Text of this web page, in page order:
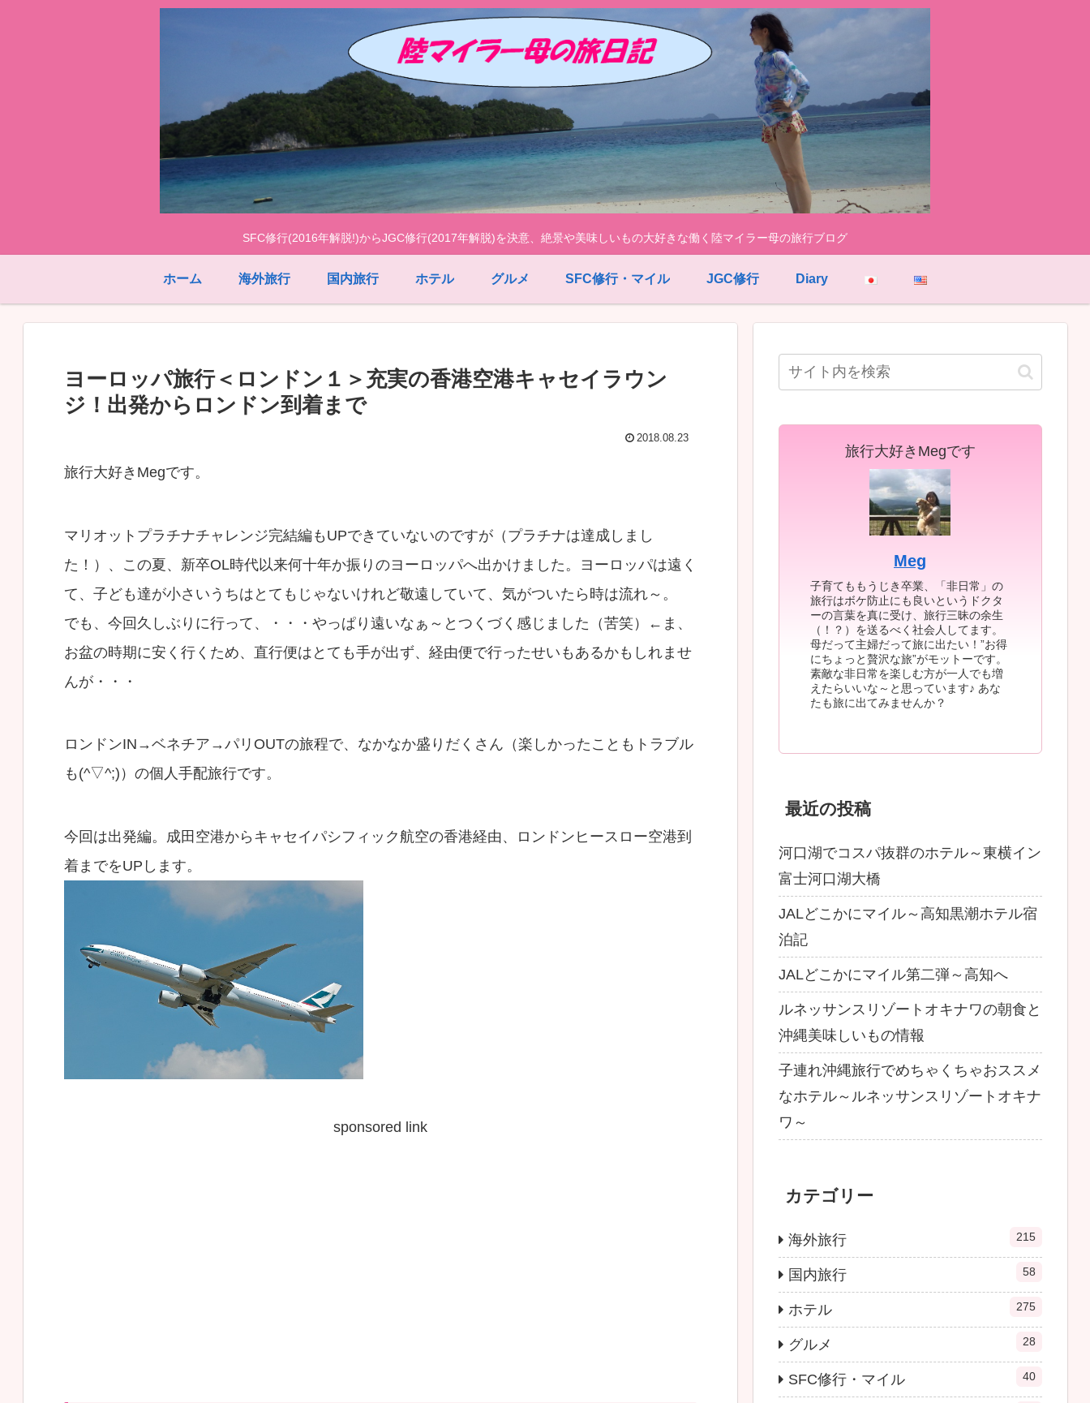
SFC修行(2016年解脱!)からJGC修行(2017年解脱)を決意、絶景や美味しいもの大好きな働く陸マイラー母の旅行ブログ
ホーム 海外旅行 国内旅行 ホテル グルメ SFC修行・マイル JGC修行 Diary
ヨーロッパ旅行＜ロンドン１＞充実の香港空港キャセイラウン
ジ！出発からロンドン到着まで
2018.08.23
旅行大好きMegです。
マリオットプラチナチャレンジ完結編もUPできていないのですが（プラチナは達成しまし
た！）、この夏、新卒OL時代以来何十年か振りのヨーロッパへ出かけました。ヨーロッパは遠く
て、子ども達が小さいうちはとてもじゃないけれど敬遠していて、気がついたら時は流れ～。
でも、今回久しぶりに行って、・・・やっぱり遠いなぁ～とつくづく感じました（苦笑）←ま、
お盆の時期に安く行くため、直行便はとても手が出ず、経由便で行ったせいもあるかもしれませ
んが・・・
ロンドンIN→ベネチア→パリOUTの旅程で、なかなか盛りだくさん（楽しかったこともトラブル
も(^▽^;)）の個人手配旅行です。
今回は出発編。成田空港からキャセイパシフィック航空の香港経由、ロンドンヒースロー空港到
着までをUPします。
sponsored link
旅行大好きMegです
Meg
子育てももうじき卒業、「非日常」の
旅行はボケ防止にも良いというドクタ
ーの言葉を真に受け、旅行三昧の余生
（！？）を送るべく社会人してます。
母だって主婦だって旅に出たい！”お得
にちょっと贅沢な旅”がモットーです。
素敵な非日常を楽しむ方が一人でも増
えたらいいな～と思っています♪ あな
たも旅に出てみませんか？
最近の投稿
河口湖でコスパ抜群のホテル～東横イン
富士河口湖大橋
JALどこかにマイル～高知黒潮ホテル宿
泊記
JALどこかにマイル第二弾～高知へ
ルネッサンスリゾートオキナワの朝食と
沖縄美味しいもの情報
子連れ沖縄旅行でめちゃくちゃおススメ
なホテル～ルネッサンスリゾートオキナ
ワ～
カテゴリー
海外旅行 215
国内旅行 58
ホテル 275
グルメ 28
SFC修行・マイル 40